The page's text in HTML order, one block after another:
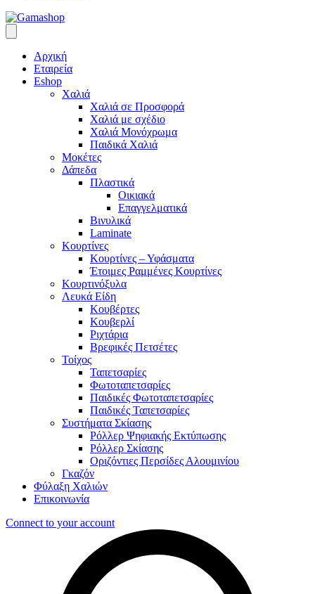
Αρχική
Εταιρεία
Eshop
Χαλιά
Χαλιά σε Προσφορά
Χαλιά με σχέδιο
Χαλιά Μονόχρωμα
Παιδικά Χαλιά
Μοκέτες
Δάπεδα
Πλαστικά
Οικιακά
Επαγγελματικά
Βινυλικά
Laminate
Κουρτίνες
Κουρτίνες – Υφάσματα
Έτοιμες Ραμμένες Κουρτίνες
Κουρτινόξυλα
Λευκά Είδη
Κουβέρτες
Κουβερλί
Ριχτάρια
Βρεφικές Πετσέτες
Τοίχος
Ταπετσαρίες
Φωτοταπετσαρίες
Παιδικές Φωτοταπετσαρίες
Παιδικές Ταπετσαρίες
Συστήματα Σκίασης
Ρόλλερ Ψηφιακής Εκτύπωσης
Ρόλλερ Σκίασης
Οριζόντιες Περσίδες Αλουμινίου
Γκαζόν
Φύλαξη Χαλιών
Επικοινωνία
Connect to your account